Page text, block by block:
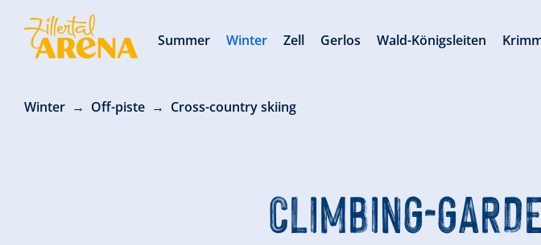
Winter Off-piste Cross-country skiing
CLIMBING-
Summer Winter Zell Gerlos Wald-Königsleiten